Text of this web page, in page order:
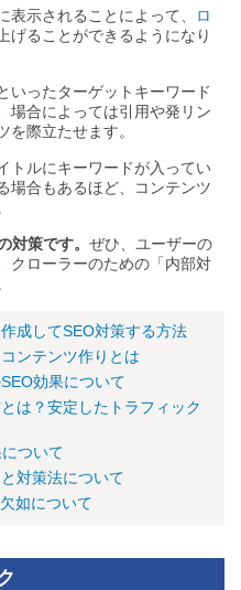
示されることによって、
ロ
げることができるようになり
いったターゲットキーワード
場合によっては引用や発リン
を際立たせます。
トルにキーワードが入ってい
場合もあるほど、コンテンツ
対策です。 ぜひ、ユーザーの
クローラーのための「内部対
成してSEO対策する方法
ンテンツ作りとは
効果について
は？安定したトラフィック
ついて
対策法について
如について